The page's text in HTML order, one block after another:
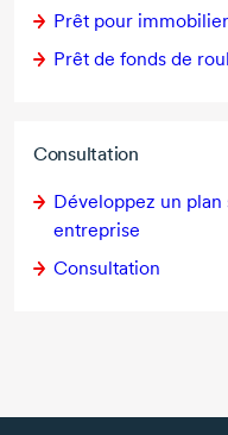
Prêt pour
Prêt de fonds de
Consultation
Développez un
entreprise
Consultation